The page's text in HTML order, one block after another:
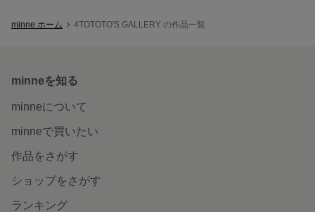
minne ホーム 4TOTOTO'S GALLERY の作品一覧
minneを知る
minneについて
minneで買いたい
作品をさがす
ショップをさがす
ランキング